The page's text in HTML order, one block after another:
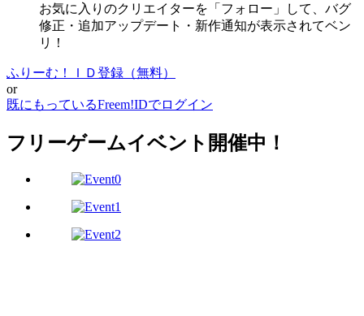
お気に入りのクリエイターを「フォロー」して、バグ
修正・追加アップデート・新作通知が表示されてベン
リ！
ふりーむ！ＩＤ登録（無料）
or
既にもっているFreem!IDでログイン
フリーゲームイベント開催中！